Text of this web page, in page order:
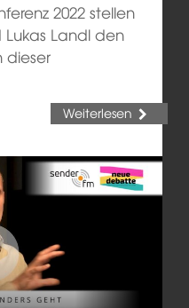
2022 stellen
Lukas Landl den
dieser
Weiterlesen